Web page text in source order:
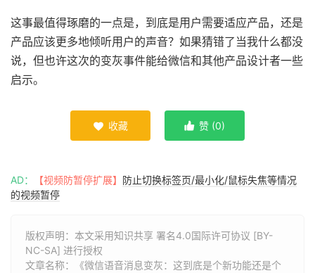
这事最值得琢磨的一点是，到底是用户需要适应产品，还是
产品应该更多地倾听用户的声音？如果猜错了当我什么都没
说，但也许这次的变灰事件能给微信和其他产品设计者一些
启示。
 收藏  赞 (0)
AD： 【视频防暂停扩展】 防止切换标签页/最小化/鼠标失焦等情况
的视频暂停
版权声明：本文采用知识共享 署名4.0国际许可协议 [BY-
NC-SA] 进行授权
文章名称：《微信语音消息变灰：这到底是个新功能还是个